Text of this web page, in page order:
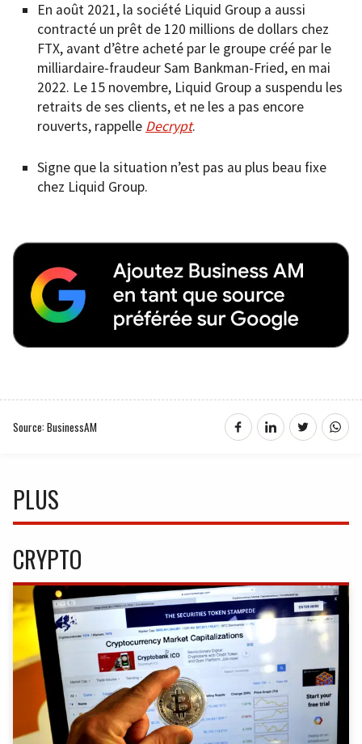
En août 2021, la société Liquid Group a aussi
contracté un prêt de 120 millions de dollars chez
FTX, avant d’être acheté par le groupe créé par le
milliardaire-fraudeur Sam Bankman-Fried, en mai
2022. Le 15 novembre, Liquid Group a suspendu les
retraits de ses clients, et ne les a pas encore
rouverts, rappelle Decrypt.
Signe que la situation n’est pas au plus beau fixe
chez Liquid Group.
Source: BusinessAM
PLUS
CRYPTO